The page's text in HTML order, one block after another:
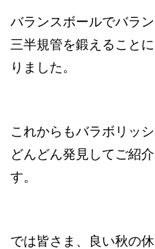
バランスボールでバラ
三半規管を鍛えること
りました。
これからもバラボリッシ
どんどん発見してご紹
す。
では皆さま、良い秋の